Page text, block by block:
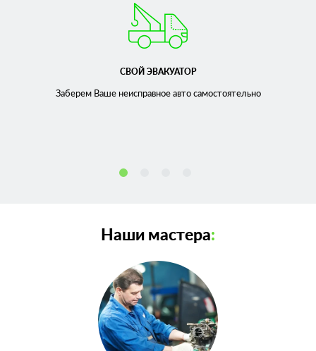
СВОЙ ЭВАКУАТОР
Заберем Ваше неисправноеавто самостоятельно
Наши мастера: